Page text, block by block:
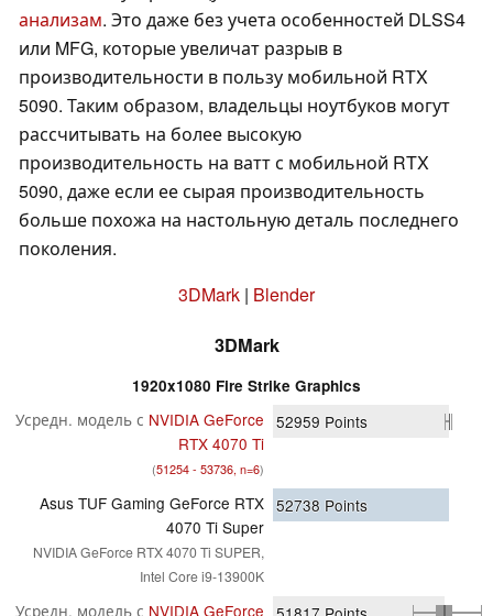
анализам. Это даже без учета особенностей DLSS4
или MFG, которые увеличат разрыв в
производительности в пользу мобильной RTX
5090. Таким образом, владельцы ноутбуков могут
рассчитывать на более высокую
производительность на ватт с мобильной RTX
5090, даже если ее сырая производительность
больше похожа на настольную деталь последнего
поколения.
3DMark | Blender
3DMark
1920x1080 Fire Strike Graphics
Усредн. модель с NVIDIA GeForce
RTX 4070 Ti
(51254 - 53736, n=6)
52959 Points
Asus TUF Gaming GeForce RTX
4070 Ti Super
NVIDIA GeForce RTX 4070 Ti SUPER,
Intel Core i9-13900K
52738 Points
Усредн. модель с NVIDIA GeForce